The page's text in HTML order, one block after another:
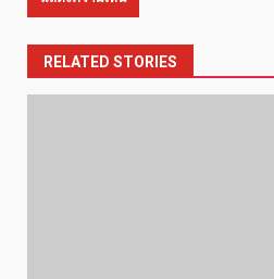
RELATED STORIES